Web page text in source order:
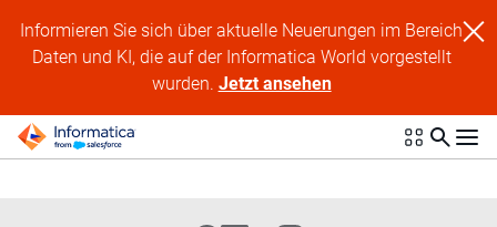
Informieren Sie sich über aktuelle Neuerungen im Bereich
Daten und KI, die auf der Informatica World vorgestellt
wurden. Jetzt ansehen